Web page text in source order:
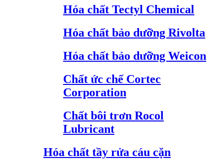
Hóa chất Tectyl Chemical
Hóa chất bảo dưỡng Rivolta
Hóa chất bảo dưỡng Weicon
Chất ức chế Cortec
Corporation
Chất bôi trơn Rocol
Lubricant
Hóa chất tầy rửa cáu cặn